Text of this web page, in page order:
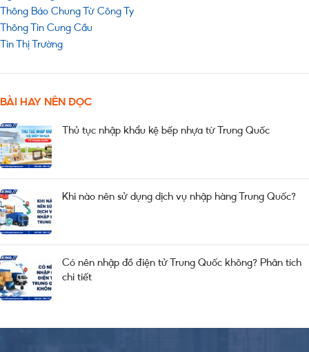
Thông Báo Chung Từ Công Ty
Thông Tin Cung Cầu
Tin Thị Trường
BÀI HAY NÊN ĐỌC
Thủ tục nhập khẩu kệ bếp nhựa từ Trung Quốc
Khi nào nên sử dụng dịch vụ nhập hàng Trung Quốc?
Có nên nhập đồ điện tử Trung Quốc không? Phân tích
chi tiết